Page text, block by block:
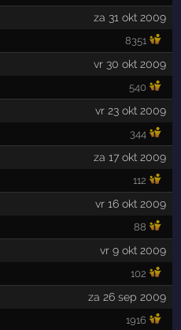
za 31 okt 2009
8351
vr 30 okt 2009
540
vr 23 okt 2009
344
za 17 okt 2009
112
vr 16 okt 2009
88
vr 9 okt 2009
102
za 26 sep 2009
1916